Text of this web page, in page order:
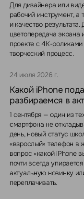
Для дизайнера или
рабочий инструмент, а
и качество
цветопередача экрана
проекте с 4K-
творческий процесс.
24 июля 2026 г.
Какой iPhone
разбираемся в
1 сентября — один из
смартфона не
день, новый статус
«взрослый» телефон в
вопрос «какой iPhone
почти всегда
актуальную новинку
переплачивать.